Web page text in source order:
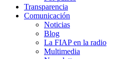
Transparencia
Comunicación
Noticias
Blog
La FIAP en la radio
Multimedia